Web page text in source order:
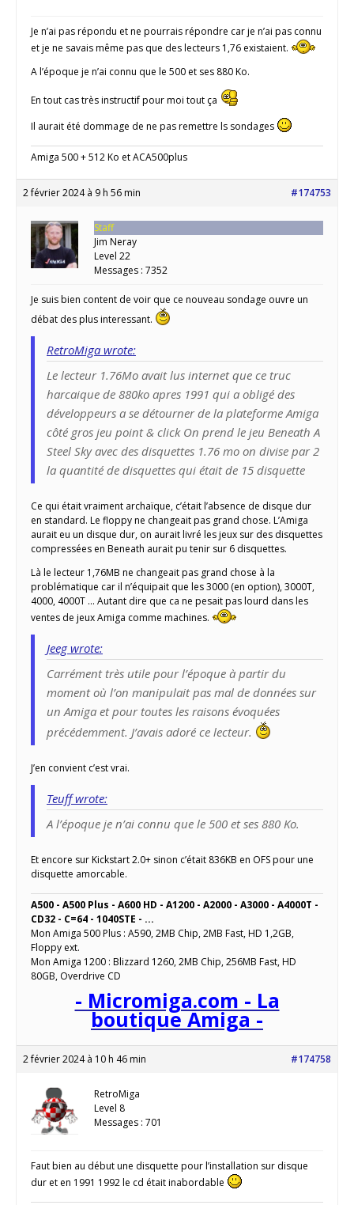
Je n’ai pas répondu et ne pourrais répondre car je n’ai pas connu
et je ne savais même pas que des lecteurs 1,76 existaient.
A l’époque je n’ai connu que le 500 et ses 880 Ko.
En tout cas très instructif pour moi tout ça
Il aurait été dommage de ne pas remettre ls sondages
Amiga 500 + 512 Ko et ACA500plus
2 février 2024 à 9 h 56 min #174753
Staff
Jim Neray
Level 22
Messages : 7352
Je suis bien content de voir que ce nouveau sondage ouvre un
débat des plus interessant.
RetroMiga wrote:
Le lecteur 1.76Mo avait lus internet que ce truc
harcaique de 880ko apres 1991 qui a obligé des
développeurs a se détourner de la plateforme Amiga
côté gros jeu point & click On prend le jeu Beneath A
Steel Sky avec des disquettes 1.76 mo on divise par 2
la quantité de disquettes qui était de 15 disquette
Ce qui était vraiment archaïque, c’était l’absence de disque dur
en standard. Le floppy ne changeait pas grand chose. L’Amiga
aurait eu un disque dur, on aurait livré les jeux sur des disquettes
compressées en Beneath aurait pu tenir sur 6 disquettes.
Là le lecteur 1,76MB ne changeait pas grand chose à la
problématique car il n’équipait que les 3000 (en option), 3000T,
4000, 4000T … Autant dire que ca ne pesait pas lourd dans les
ventes de jeux Amiga comme machines.
Jeeg wrote:
Carrément très utile pour l’époque à partir du
moment où l’on manipulait pas mal de données sur
un Amiga et pour toutes les raisons évoquées
précédemment. J’avais adoré ce lecteur.
J’en convient c’est vrai.
Teuff wrote:
A l’époque je n’ai connu que le 500 et ses 880 Ko.
Et encore sur Kickstart 2.0+ sinon c’était 836KB en OFS pour une
disquette amorcable.
A500 - A500 Plus - A600 HD - A1200 - A2000 - A3000 - A4000T -
CD32 - C=64 - 1040STE - ...
Mon Amiga 500 Plus : A590, 2MB Chip, 2MB Fast, HD 1,2GB,
Floppy ext.
Mon Amiga 1200 : Blizzard 1260, 2MB Chip, 256MB Fast, HD
80GB, Overdrive CD
- Micromiga.com - La
boutique Amiga -
2 février 2024 à 10 h 46 min #174758
RetroMiga
Level 8
Messages : 701
Faut bien au début une disquette pour l’installation sur disque
dur et en 1991 1992 le cd était inabordable